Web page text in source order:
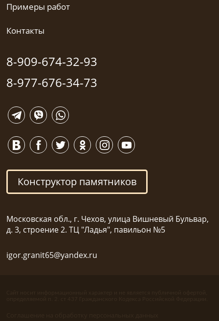
Примеры работ
Контакты
8-909-674-32-93
8-977-676-34-73
Конструктор памятников
Московская обл., г. Чехов, улица Вишневый Бульвар,
д. 3, строение 2. ТЦ "Ладья", павильон №5
igor.granit65@yandex.ru